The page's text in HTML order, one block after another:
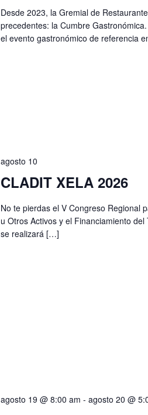
Desde 2023, la Gremial de
precedentes: la Cumbre
el evento gastronómico de referencia
agosto 10
CLADIT XELA 2026
No te pierdas el V Congreso Regional
u Otros Activos y el Financiamiento
se realizará […]
agosto 19 @ 8:00 am - agosto 20 @